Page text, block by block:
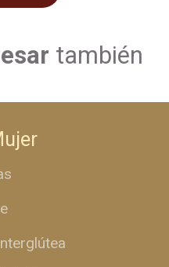
también